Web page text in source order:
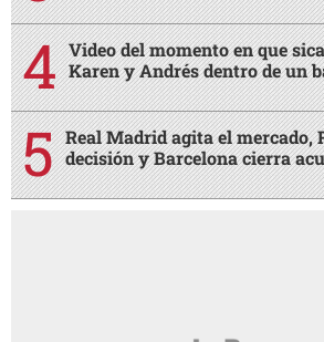
Video del momento en que
Karen y Andrés dentro de un
Real Madrid agita el mercado,
decisión y Barcelona cierra